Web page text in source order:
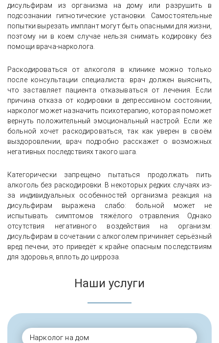
дисульфирам из организма на дому или разрушить в
подсознании гипнотические установки. Самостоятельные
попытки вырезать имплант могут быть опасными для жизни,
поэтому ни в коем случае нельзя снимать кодировку без
помощи врача-нарколога.
Раскодироваться от алкоголя в клинике можно только
после консультации специалиста: врач должен выяснить,
что заставляет пациента отказываться от лечения. Если
причина отказа от кодировки в депрессивном состоянии,
нарколог может назначить психотерапию, которая поможет
вернуть положительный эмоциональный настрой. Если же
больной хочет раскодироваться, так как уверен в своём
выздоровлении, врач подробно расскажет о возможных
негативных последствиях такого шага.
Категорически запрещено пытаться продолжать пить
алкоголь без раскодировки. В некоторых редких случаях из-
за индивидуальных особенностей организма реакция на
дисульфирам выражена слабо: больной может не
испытывать симптомов тяжёлого отравления. Однако
отсутствия негативного воздействия на организм:
дисульфирам в сочетании с алкоголем причиняет серьёзный
вред печени, это приведёт к крайне опасным последствиям
для здоровья, вплоть до цирроза.
Наши услуги
Нарколог на дом